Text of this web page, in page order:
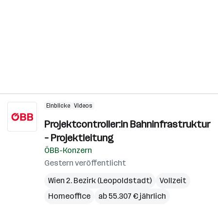
Einblicke Videos
Projektcontroller:in Bahninfrastruktur
– Projektleitung
ÖBB-Konzern
Gestern veröffentlicht
Wien 2. Bezirk (Leopoldstadt)
Vollzeit
Homeoffice
ab 55.307 € jährlich